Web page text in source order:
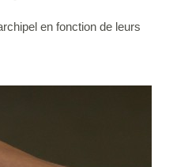
en fonction de leurs